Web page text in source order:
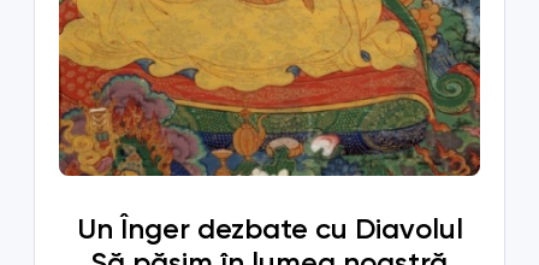
Un Înger dezbate cu Diavolul